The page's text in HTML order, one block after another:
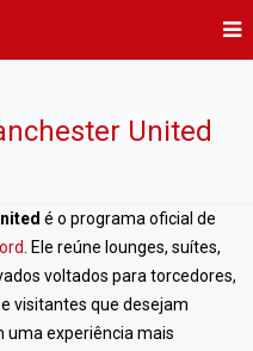
United
é o programa oficial de
. Ele reúne lounges, suítes,
voltados para torcedores,
visitantes que desejam
uma experiência mais